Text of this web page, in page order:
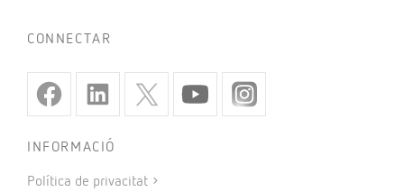
CONNECTAR
INFORMACIÓ
Política de privacitat